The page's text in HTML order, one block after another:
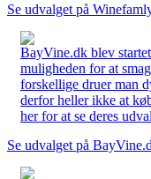
Se udvalget på
BayVine.dk blev
muligheden for at
forskellige druer man
derfor heller ikke at
her for at se deres
Se udvalget på